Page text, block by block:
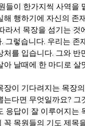
들이 한가지씩 사역을
해 행하기에 자신의 존
라서 목장을 섬기는 것
그렇습니다. 우리는 존
처를 입습니다. 그와 반
아 날때에 한 마디로 살
장이 기다려지는 목장
는다면 무엇일까요? 그
응답이 잘 이루어지는
꼭 목원들의 기도 제목